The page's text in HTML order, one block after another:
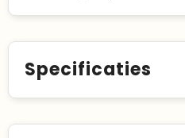
Specificaties